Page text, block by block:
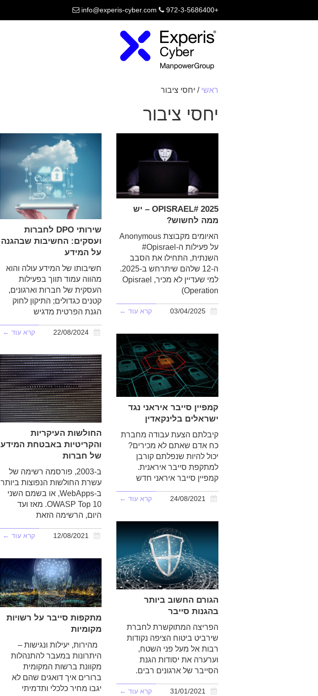
+972-3-5686400
info@experis-cyber.com
ראשי / יחסי ציבור
יחסי ציבור
OPISRAEL# 2025 – יש
ממה לחשוש?
האיומים מקבוצת Anonymous
על פעילות ה-Opisrael#
השנתית, התחילו את הסבב
ה-12 שלהם שיתרחש ב-2025.
למי שעדיין לא מכיר, Opisrael
(Operation
קרא עוד ←
שירותי DPO לחברות
ועסקים: החשיבות שבהגנה
על המידע
חשיבותו של המידע עולה והוא
מהווה עמוד תווך בפעילות
העסקית של חברות וארגונים,
קטנים כגדולים; התיקון לחוק
הגנת הפרטית מדגיש
קרא עוד ←
קמפיין סייבר איראני נגד
ישראלים בלינקאדין
קיבלתם הצעת עבודה מחברת
כח אדם שאתם לא מכירים?
יכול להיות שנפלתם קורבן
למתקפת סייבר איראנית.
קמפיין סייבר איראני חדש
קרא עוד ←
החולשות העיקריות
והקריטיות באבטחת המידע
של חברות
ב-2003, פורסמה רשימה של
עשרת החולשות הנפוצות ביותר
ב-WebApps, או בשמם השני
OWASP Top 10. מאז ועד
היום, הרשימה הזאת
קרא עוד ←
הגורם החשוב ביותר
בהגנות סייבר
הפריצה המתוקשרת לחברת
שירביט ביטוח הציפה נקודות
רבות אל מעל פני השטח,
וערערה את יסודות הגנת
הסייבר של ארגונים רבים.
קרא עוד ←
מתקפות סייבר על רשויות
מקומיות
מהירות, יעילות ונגישות –
היתרונות במעבר להתנהלות
מקוונת ברשות המקומית
ברורים איך דואגים שהם לא
יגבו מחיר כלכלי ותדמיתי